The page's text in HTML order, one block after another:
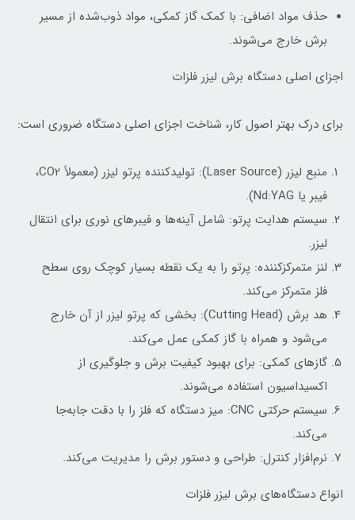
حذف مواد اضافی: با کمک گاز کمکی، مواد ذوب‌شده از مسیر
برش خارج می‌شوند.
اجزای اصلی دستگاه برش لیزر فلزات
برای درک بهتر اصول کار، شناخت اجزای اصلی دستگاه ضروری است:
منبع لیزر (Laser Source): تولیدکننده پرتو لیزر (معمولاً CO2،
فیبر یا Nd:YAG).
سیستم هدایت پرتو: شامل آینه‌ها و فیبرهای نوری برای انتقال
لیزر.
لنز متمرکزکننده: پرتو را به یک نقطه بسیار کوچک روی سطح
فلز متمرکز می‌کند.
هد برش (Cutting Head): بخشی که پرتو لیزر از آن خارج
می‌شود و همراه با گاز کمکی عمل می‌کند.
گازهای کمکی: برای بهبود کیفیت برش و جلوگیری از
اکسیداسیون استفاده می‌شوند.
سیستم حرکتی CNC: میز دستگاه که فلز را با دقت جابه‌جا
می‌کند.
نرم‌افزار کنترل: طراحی و دستور برش را مدیریت می‌کند.
انواع دستگاه‌های برش لیزر فلزات